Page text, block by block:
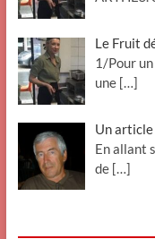
Le Fruit
1/Pour
une […]
Un article
En allant
de […]